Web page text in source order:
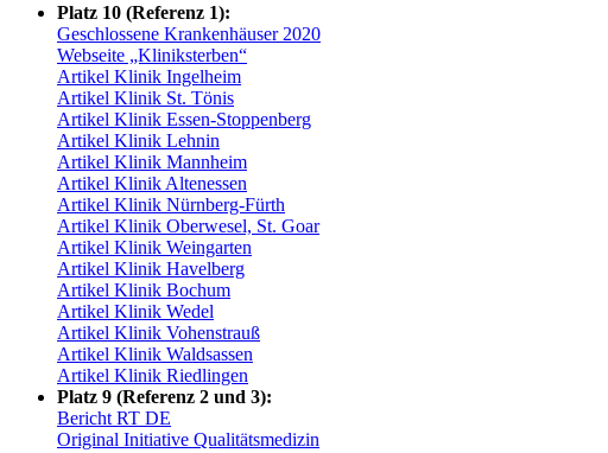
Platz 10 (Referenz 1):
Geschlossene Krankenhäuser 2020
Webseite „Kliniksterben“
Artikel Klinik Ingelheim
Artikel Klinik St. Tönis
Artikel Klinik Essen-Stoppenberg
Artikel Klinik Lehnin
Artikel Klinik Mannheim
Artikel Klinik Altenessen
Artikel Klinik Nürnberg-Fürth
Artikel Klinik Oberwesel, St. Goar
Artikel Klinik Weingarten
Artikel Klinik Havelberg
Artikel Klinik Bochum
Artikel Klinik Wedel
Artikel Klinik Vohenstrauß
Artikel Klinik Waldsassen
Artikel Klinik Riedlingen
Platz 9 (Referenz 2 und 3):
Bericht RT DE
Original Initiative Qualitätsmedizin